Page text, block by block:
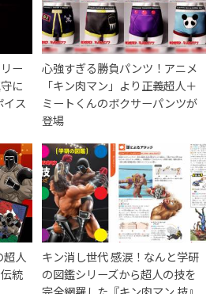
ー
に
ス
心強すぎる勝負パンツ！アニメ
「キン肉マン」より正義超人＋
ミートくんのボクサーパンツが
登場
超人
統
キン消し世代 感涙！なんと学研
の図鑑シリーズから超人の技を